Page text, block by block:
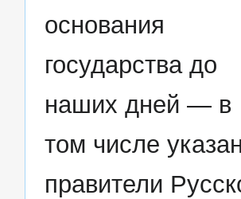
основания
государства до
наших дней — в
том числе
правители